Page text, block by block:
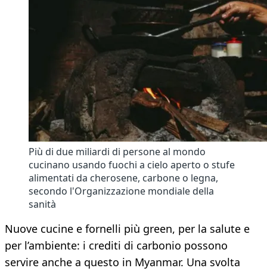
Più di due miliardi di persone al mondo
cucinano usando fuochi a cielo aperto o stufe
alimentati da cherosene, carbone o legna,
secondo l'Organizzazione mondiale della
sanità
Nuove cucine e fornelli più green, per la salute e
per l’ambiente: i crediti di carbonio possono
servire anche a questo in Myanmar. Una svolta